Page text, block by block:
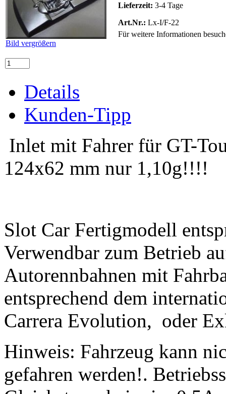
Bild vergrößern
Lieferzeit: 3-4 Tage
Art.Nr.: Lx-I/F-22
Für weitere Informationen
Details
Kunden-Tipp
Inlet mit Fahrer für GT-
124x62 mm nur 1,10g!!!!
Slot Car Fertigmodell
Verwendbar zum Betrieb
Autorennbahnen mit
entsprechend dem
Carrera Evolution, oder
Hinweis: Fahrzeug kann
gefahren werden!.